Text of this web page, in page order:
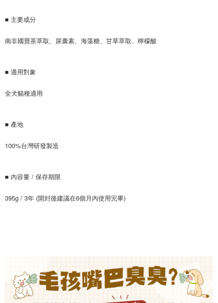
■ 主要成分
南非國寶茶萃取、尿囊素、海藻糖、甘草萃取、檸檬酸
■ 適用對象
全犬貓種適用
■ 產地
100%台灣研發製造
■ 內容量 / 保存期限
395g / 3年 (開封後建議在6個月內使用完畢)